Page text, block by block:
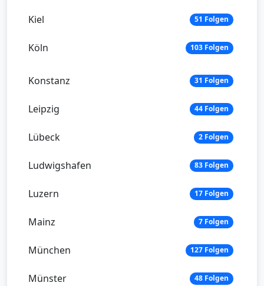
Kiel 51 Folgen
Köln 103 Folgen
Konstanz 31 Folgen
Leipzig 44 Folgen
Lübeck 2 Folgen
Ludwigshafen 83 Folgen
Luzern 17 Folgen
Mainz 7 Folgen
München 127 Folgen
Münster 48 Folgen